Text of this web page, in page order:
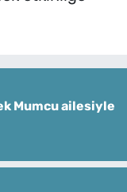
Mumcu ailesiyle